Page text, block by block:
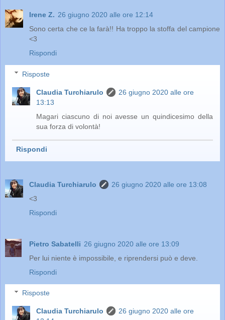
Irene Z. 26 giugno 2020 alle ore 12:14
Sono certa che ce la farà!! Ha troppo la stoffa del campione
<3
Rispondi
Risposte
Claudia Turchiarulo
26 giugno 2020 alle ore
13:13
Magari ciascuno di noi avesse un quindicesimo della
sua forza di volontà!
Rispondi
Claudia Turchiarulo
26 giugno 2020 alle ore 13:08
<3
Rispondi
Pietro Sabatelli 26 giugno 2020 alle ore 13:09
Per lui niente è impossibile, e riprendersi può e deve.
Rispondi
Risposte
Claudia Turchiarulo
26 giugno 2020 alle ore